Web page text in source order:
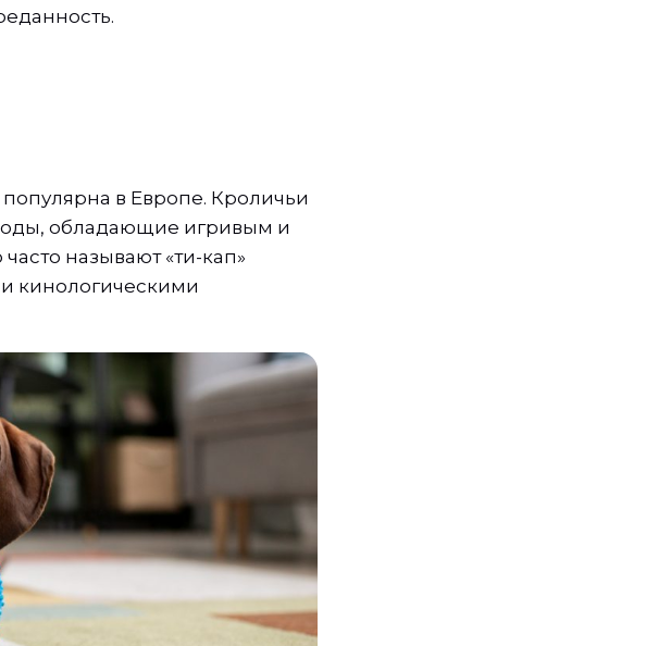
в Европе. Кроличьи
обладающие игривым и
называют «ти-кап»
кинологическими